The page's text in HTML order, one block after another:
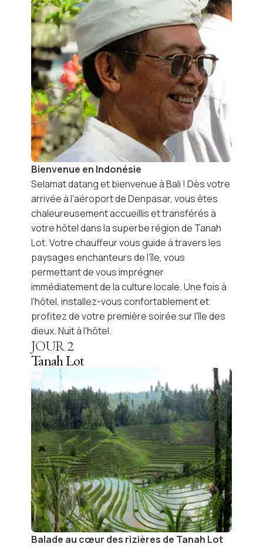
Bienvenue en Indonésie
Selamat datanget bienvenue à Bali ! Dès votre
arrivée à l’aéroport de Denpasar, vous êtes
chaleureusement accueillis et transférés à
votre hôtel dans la superbe région de Tanah
Lot. Votre chauffeur vous guide à travers les
paysages enchanteurs de l’île, vous
permettant de vous imprégner
immédiatement de la culture locale. Une fois à
l'hôtel, installez-vous confortablement et
profitez de votre première soirée sur l'île des
dieux. Nuit à l'hôtel.
JOUR2
Tanah Lot
Balade au cœur des rizières de Tanah Lot